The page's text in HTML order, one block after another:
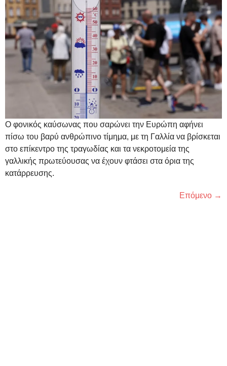
Ο φονικός καύσωνας που σαρώνει την Ευρώπη αφήνει
πίσω του βαρύ ανθρώπινο τίμημα, με τη Γαλλία να βρίσκεται
στο επίκεντρο της τραγωδίας και τα νεκροτομεία της
γαλλικής πρωτεύουσας να έχουν φτάσει στα όρια της
κατάρρευσης.
Επόμενο →